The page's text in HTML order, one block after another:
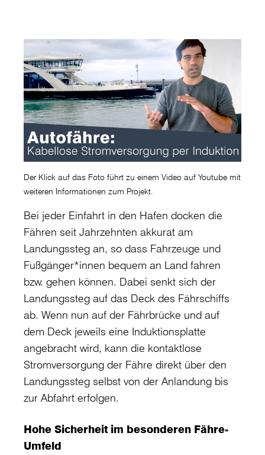
Der Klick auf das Foto führt zu einem Video auf Youtube mit
weiteren Informationen zum Projekt.
Bei jeder Einfahrt in den Hafen docken die
Fähren seit Jahrzehnten akkurat am
Landungssteg an, so dass Fahrzeuge und
Fußgänger*innen bequem an Land fahren
bzw. gehen können. Dabei senkt sich der
Landungssteg auf das Deck des Fährschiffs
ab. Wenn nun auf der Fährbrücke und auf
dem Deck jeweils eine Induktionsplatte
angebracht wird, kann die kontaktlose
Stromversorgung der Fähre direkt über den
Landungssteg selbst von der Anlandung bis
zur Abfahrt erfolgen.
Hohe Sicherheit im besonderen Fähre-
Umfeld